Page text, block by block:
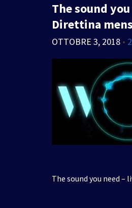
The sound
Direttina
OTTOBRE 3, 2018 •
The sound you need –